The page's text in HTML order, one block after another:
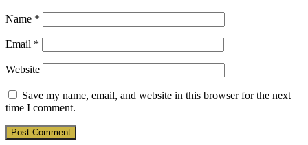
Name *
Email *
Website
Save my name, email, and website in this browser for the next
time I comment.